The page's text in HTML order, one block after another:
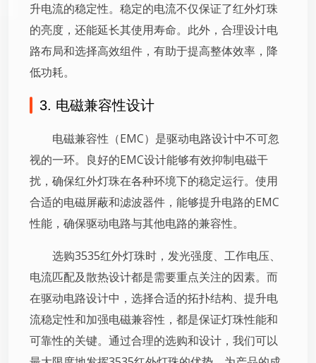
升电流的稳定性。稳定的电流不仅保证了红外灯珠
的亮度，还能延长其使用寿命。此外，合理设计电
路布局和选择高效组件，有助于提高整体效率，降
低功耗。
3. 电磁兼容性设计
电磁兼容性（EMC）是驱动电路设计中不可忽
视的一环。良好的EMC设计能够有效抑制电磁干
扰，确保红外灯珠在各种环境下的稳定运行。使用
合适的电磁屏蔽和滤波器件，能够提升电路的EMC
性能，确保驱动电路与其他电路的兼容性。
选购3535红外灯珠时，发光强度、工作电压、
电流匹配及散热设计都是需要重点关注的因素。而
在驱动电路设计中，选择合适的拓扑结构、提升电
流稳定性和加强电磁兼容性，都是保证灯珠性能和
可靠性的关键。通过合理的选购和设计，我们可以